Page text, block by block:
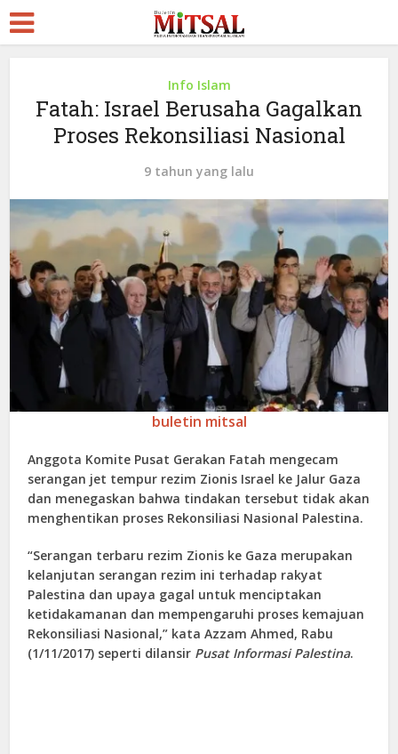
Info Islam
Fatah: Israel Berusaha Gagalkan
Proses Rekonsiliasi Nasional
9 tahun yang lalu
buletin mitsal
Anggota Komite Pusat Gerakan Fatah mengecam
serangan jet tempur rezim Zionis Israel ke Jalur Gaza
dan menegaskan bahwa tindakan tersebut tidak akan
menghentikan proses Rekonsiliasi Nasional Palestina.
“Serangan terbaru rezim Zionis ke Gaza merupakan
kelanjutan serangan rezim ini terhadap rakyat
Palestina dan upaya gagal untuk menciptakan
ketidakamanan dan mempengaruhi proses kemajuan
Rekonsiliasi Nasional,” kata Azzam Ahmed, Rabu
(1/11/2017) seperti dilansir Pusat Informasi Palestina.